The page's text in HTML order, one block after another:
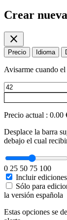
Crear
close
Precio Idioma
Avisarme cuando
Precio actual : 0.00
Desplace la barra
debajo el cual
0 25 50 75 100
Incluir
Sólo para
la versión española
Estas opciones se